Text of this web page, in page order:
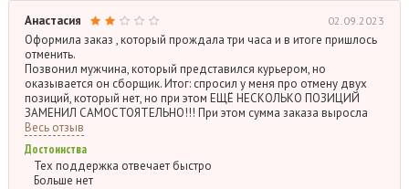
Анастасия 02.09.2023
Оформила заказ , который прождала три часа и в итоге пришлось
отменить.
Позвонил мужчина, который представился курьером, но
оказывается он сборщик. Итог: спросил у меня про отмену двух
позиций, который нет, но при этом ЕЩЁ НЕСКОЛЬКО ПОЗИЦИЙ
ЗАМЕНИЛ САМОСТОЯТЕЛЬНО!!! При этом сумма заказа выросла
Весь отзыв
Достоинства
Тех поддержка отвечает быстро
Больше нет